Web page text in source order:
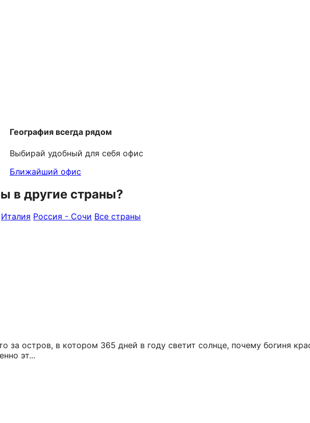
География всегда рядом
Выбирай удобный для себя офис
Ближайший офис
в другие страны?
Италия Россия - Сочи Все страны
за остров, в котором 365 дней в году светит солнце, почему богиня
эт...